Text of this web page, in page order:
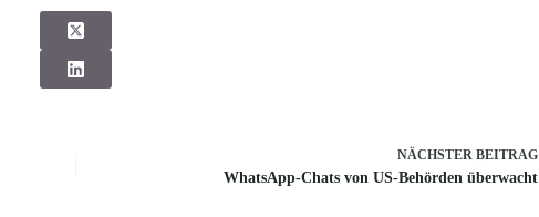
NÄCHSTER BEITRAG
WhatsApp-Chats von US-Behörden überwacht